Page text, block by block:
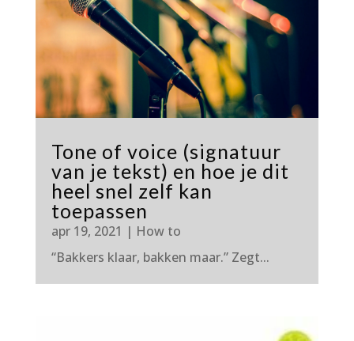
Tone of voice (signatuur
van je tekst) en hoe je dit
heel snel zelf kan
toepassen
apr 19, 2021 | How to
“Bakkers klaar, bakken maar.” Zegt...